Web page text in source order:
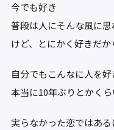
今でも好き
普段は人にそんな風に
けど、とにかく好きだ
自分でもこんなに人を
本当に10年ぶりとかく
実らなかった恋ではある